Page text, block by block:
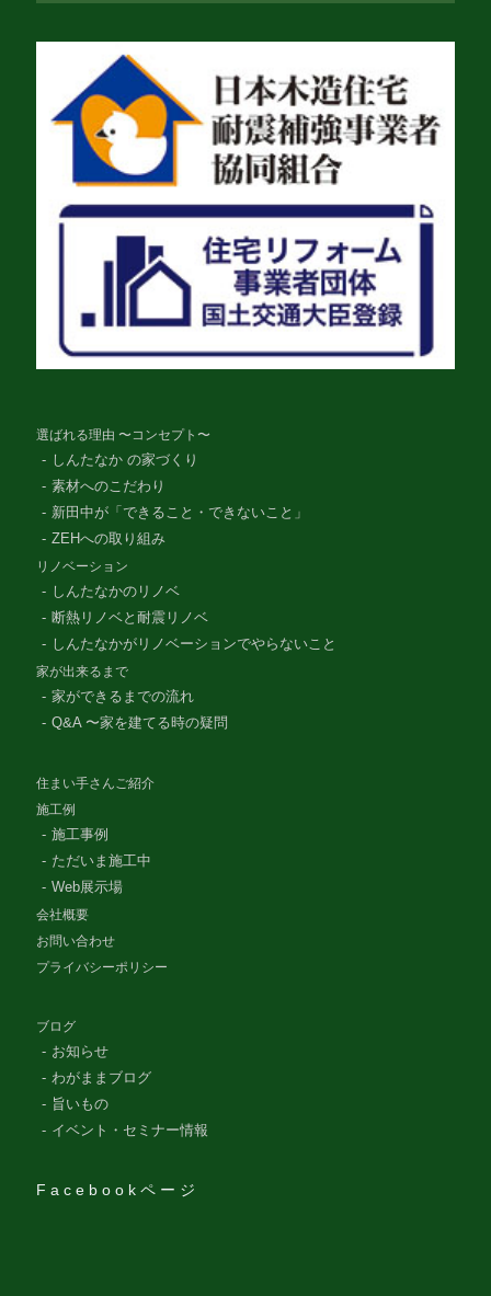
選ばれる理由 〜コンセプト〜
しんたなか の家づくり
素材へのこだわり
新田中が「できること・できないこと」
ZEHへの取り組み
リノベーション
しんたなかのリノベ
断熱リノベと耐震リノベ
しんたなかがリノベーションでやらないこと
家が出来るまで
家ができるまでの流れ
Q&A 〜家を建てる時の疑問
住まい手さんご紹介
施工例
施工事例
ただいま施工中
Web展示場
会社概要
お問い合わせ
プライバシーポリシー
ブログ
お知らせ
わがままブログ
旨いもの
イベント・セミナー情報
Facebookページ